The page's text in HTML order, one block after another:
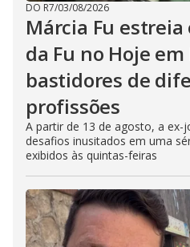
DO R7/03/08/2026
Márcia Fu estreia
da Fu no Hoje
bastidores de
profissões
A partir de 13 de agosto, a ex-
desafios inusitados em uma
exibidos às quintas-feiras